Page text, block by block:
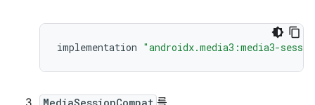
implementation "androidx.media3:media3-